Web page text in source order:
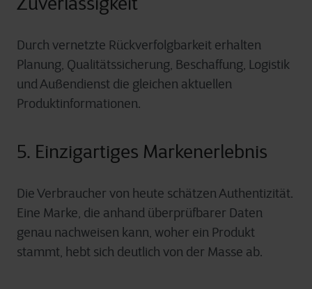
Durch vernetzte Rückverfolgbarkeit erhalten
Planung, Qualitätssicherung, Beschaffung, Logistik
und Außendienst die gleichen aktuellen
Produktinformationen.
5. Einzigartiges Markenerlebnis
Die Verbraucher von heute schätzen Authentizität.
Eine Marke, die anhand überprüfbarer Daten
genau nachweisen kann, woher ein Produkt
stammt, hebt sich deutlich von der Masse ab.